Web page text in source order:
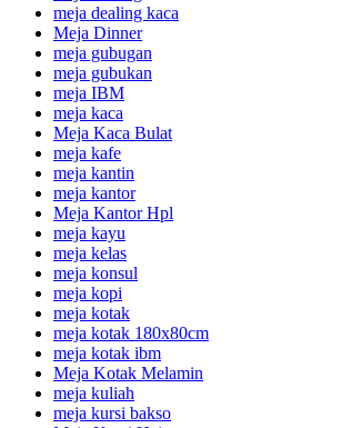
meja dealing kaca
Meja Dinner
meja gubugan
meja gubukan
meja IBM
meja kaca
Meja Kaca Bulat
meja kafe
meja kantin
meja kantor
Meja Kantor Hpl
meja kayu
meja kelas
meja konsul
meja kopi
meja kotak
meja kotak 180x80cm
meja kotak ibm
Meja Kotak Melamin
meja kuliah
meja kursi bakso